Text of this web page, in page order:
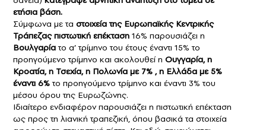
ετήσια βάση.
Σύμφωνα με τα στοιχεία της Ευρωπαϊκής Κεντρικής
Τράπεζας πιστωτική επέκταση 16% παρουσιάζει η
Βουλγαρίατο α’ τρίμηνο του έτους έναντι 15% το
προηγούμενο τρίμηνο και ακολουθεί η Ουγγαρία, η
Κροατία, η Τσεχία, η Πολωνία με 7% , η Ελλάδα με 5%
έναντι 6%το προηγούμενο τρίμηνο και έναντι 3% του
μέσου όρου της Ευρωζώνης.
Ιδιαίτερο ενδιαφέρον παρουσιάζει η πιστωτική επέκταση
ως προς τη λιανική τραπεζική, όπου βασικά τα στοιχεία